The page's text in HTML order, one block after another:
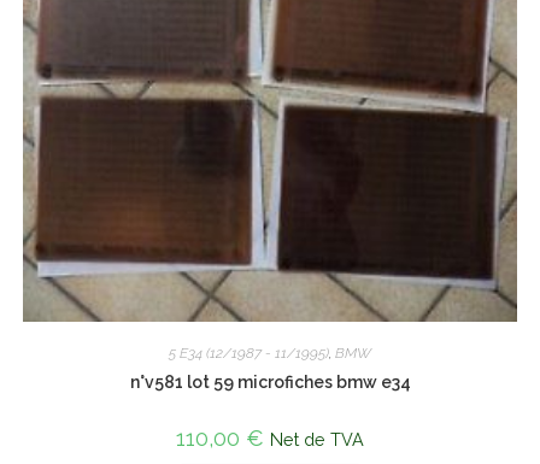
5 E34 (12/1987 - 11/1995) BMW
n°v581 lot 59 microfiches bmw e34
110,00 € Net de TVA